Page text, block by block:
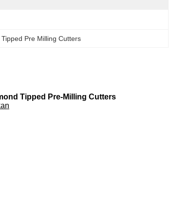
Pre Milling Cutters
Tipped Pre-Milling Cutters